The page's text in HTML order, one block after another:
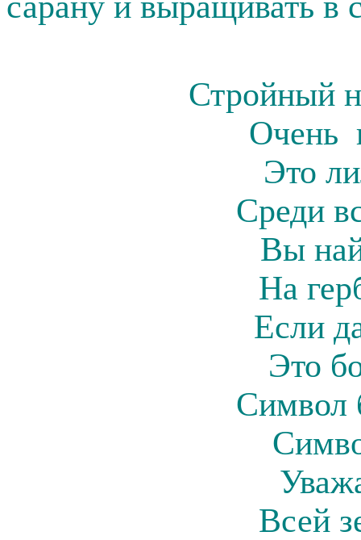
Стройный
Очень
Это
Среди
Вы
На
Если
Это
Символ
Всей